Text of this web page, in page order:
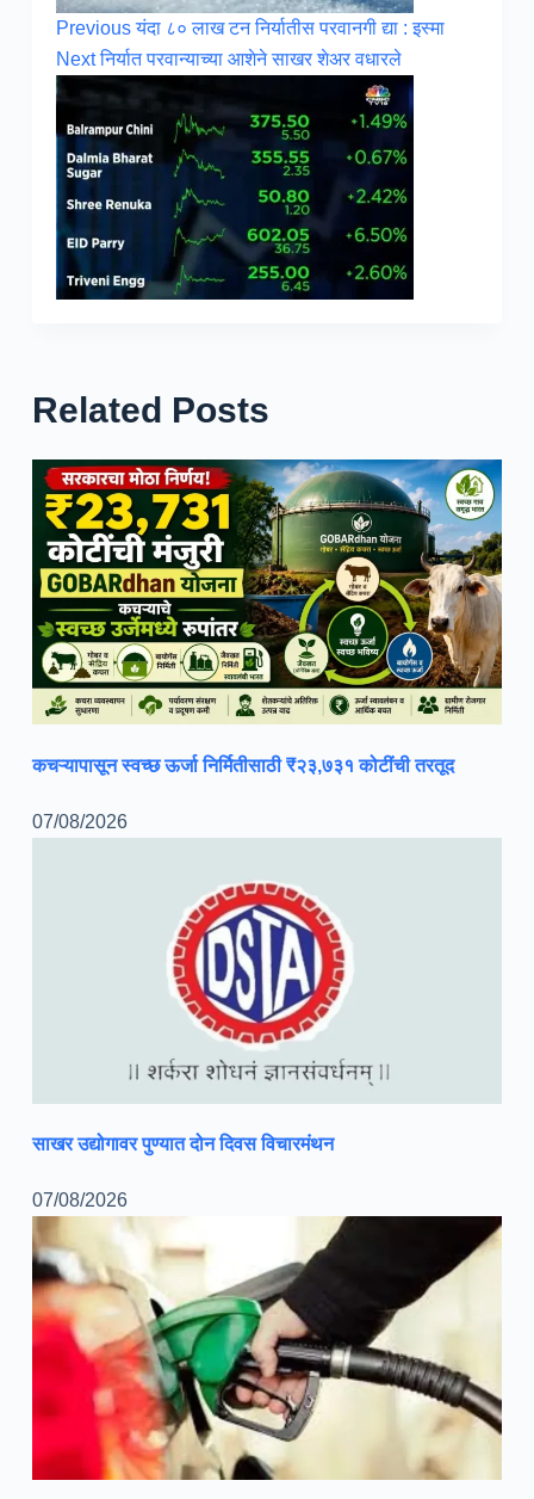
Previousयंदा ८० लाख टन निर्यातीस परवानगी द्या : इस्मा
Nextनिर्यात परवान्याच्या आशेने साखर शेअर वधारले
Related Posts
कचऱ्यापासून स्वच्छ ऊर्जा निर्मितीसाठी ₹२३,७३१ कोटींची तरतूद
07/08/2026
साखर उद्योगावर पुण्यात दोन दिवस विचारमंथन
07/08/2026